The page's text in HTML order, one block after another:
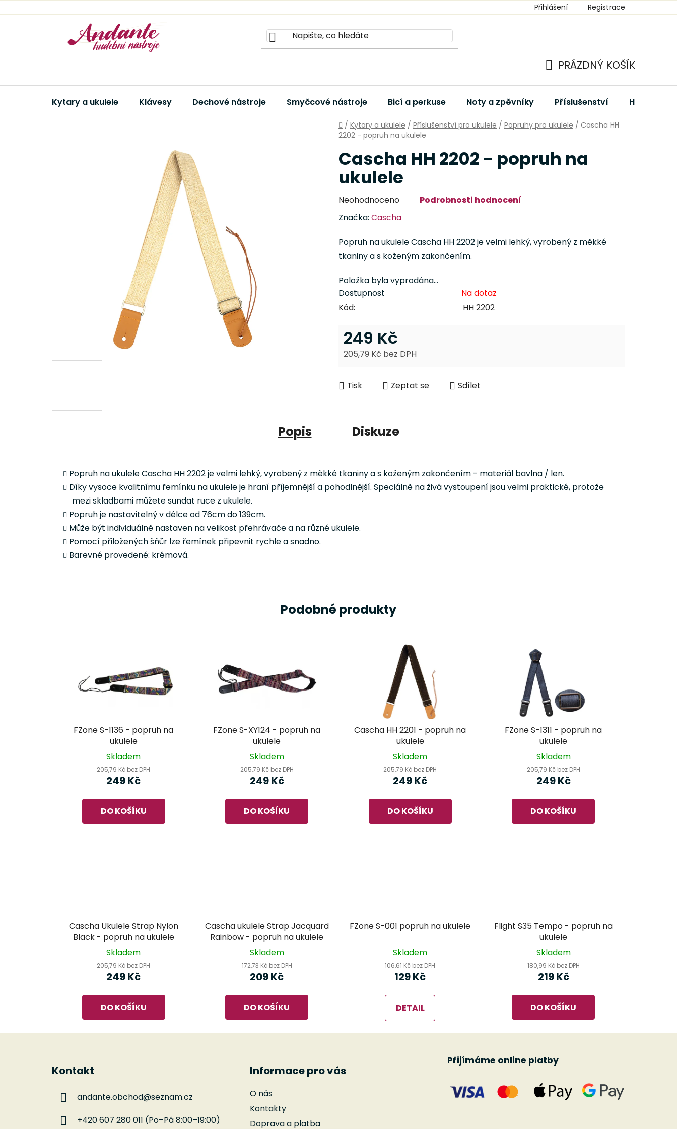
na
Přihlášení Registrace
KOŠÍK
PRÁZDNÝ KOŠÍK
Kytary a ukulele Klávesy Dechové nástroje Smyčcové nástroje Bicí a perkuse Noty a zpěvníky Příslušenství Hudební
Domů
/ Kytary a ukulele / Příslušenství pro ukulele / Popruhy pro ukulele / Cascha HH
2202 - popruh na ukulele
Cascha HH 2202 - popruh na
ukulele
Průměrné
produktu
je
0,0
5
hvězdiček.
Neohodnoceno
Podrobnosti hodnocení
Značka: Cascha
Popruh na ukulele Cascha HH 2202 je velmi lehký, vyrobený z měkké
tkaniny a s koženým zakončením.
Položka byla vyprodána…
Dostupnost
Na dotaz
Kód:
HH 2202
249 Kč
205,79 Kč bez DPH
Tisk
Zeptat se Sdílet
Popis Diskuze
Popruh na ukulele Cascha HH 2202 je velmi lehký, vyrobený z měkké tkaniny a s koženým zakončením - materiál bavlna / len.
Díky vysoce kvalitnímu řemínku na ukulele je hraní příjemnější a pohodlnější. Speciálně na živá vystoupení jsou velmi praktické, protože
mezi skladbami můžete sundat ruce z ukulele.
Popruh je nastavitelný v délce od 76cm do 139cm.
Může být individuálně nastaven na velikost přehrávače a na různé ukulele.
Pomocí přiložených šňůr lze řemínek připevnit rychle a snadno.
Barevné provedené: krémová.
Podobné produkty
FZone S-1136 - popruh na
ukulele
Skladem
205,79 Kč bez DPH
249 Kč
DO KOŠÍKU
FZone S-XY124 - popruh na
ukulele
Skladem
205,79 Kč bez DPH
249 Kč
DO KOŠÍKU
Cascha HH 2201 - popruh na
ukulele
Skladem
205,79 Kč bez DPH
249 Kč
DO KOŠÍKU
FZone S-1311 - popruh na
ukulele
Skladem
205,79 Kč bez DPH
249 Kč
DO KOŠÍKU
Cascha Ukulele Strap Nylon
Black - popruh na ukulele
Skladem
205,79 Kč bez DPH
249 Kč
DO KOŠÍKU
Cascha ukulele Strap Jacquard
Rainbow - popruh na ukulele
Skladem
172,73 Kč bez DPH
209 Kč
DO KOŠÍKU
FZone S-001 popruh na ukulele
Skladem
106,61 Kč bez DPH
129 Kč
DETAIL
Flight S35 Tempo - popruh na
ukulele
Skladem
180,99 Kč bez DPH
219 Kč
DO KOŠÍKU
Kontakt
andante.obchod@seznam.cz
+420 607 280 011 (Po–Pá 8:00–19:00)
Informace pro vás
O nás
Kontakty
Doprava a platba
Přijímáme online platby